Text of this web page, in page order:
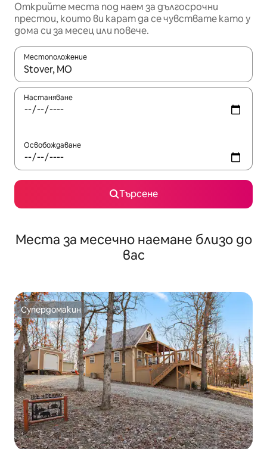
Открийте места под наем за дългосрочни
престои, които ви карат да се чувствате като у
дома си за месец или повече.
Местоположение
Когато резултатите се покажат, използвайте
Настаняване
Освобождаване
Търсене
Места за месечно наемане близо до
вас
Супердомакин
Супердомакин